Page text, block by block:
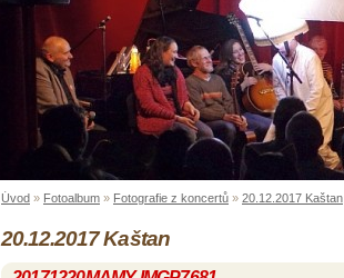
Úvod » Fotoalbum » Fotografie z koncertů » 20.12.2017 Kaštan
20.12.2017 Kaštan